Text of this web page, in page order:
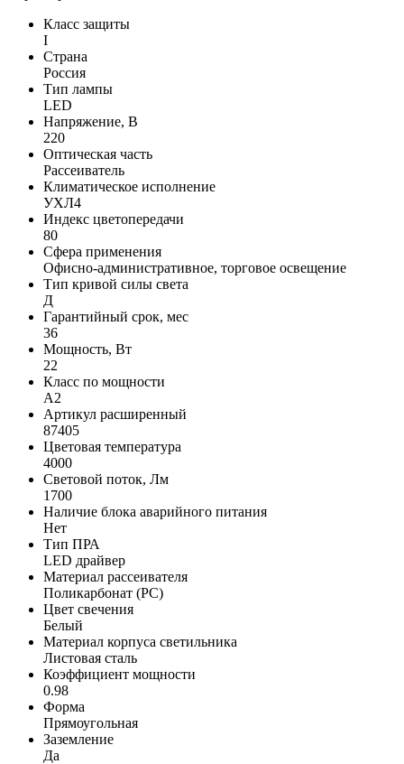
Класс защиты
I
Страна
Россия
Тип лампы
LED
Напряжение, В
220
Оптическая часть
Рассеиватель
Климатическое исполнение
УХЛ4
Индекс цветопередачи
80
Сфера применения
Офисно-административное, торговое освещение
Тип кривой силы света
Д
Гарантийный срок, мес
36
Мощность, Вт
22
Класс по мощности
A2
Артикул расширенный
87405
Цветовая температура
4000
Световой поток, Лм
1700
Наличие блока аварийного питания
Нет
Тип ПРА
LED драйвер
Материал рассеивателя
Поликарбонат (PC)
Цвет свечения
Белый
Материал корпуса светильника
Листовая сталь
Коэффициент мощности
0.98
Форма
Прямоугольная
Заземление
Да